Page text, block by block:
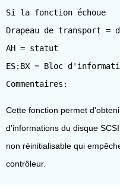
Si la fonction échoue
Drapeau de transport =
AH = statut
ES:BX = Bloc
Cette fonction permet
d'informations du disque
non réinitialisable qui
contrôleur.